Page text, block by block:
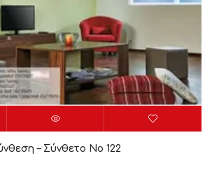
– Σύνθετο Νο 122